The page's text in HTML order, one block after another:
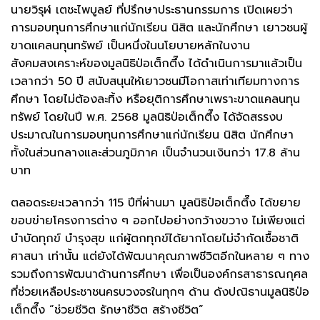
นายวิรุฬ เตชะไพบูลย์ ที่ปรึกษาประธานกรรมการ เปิดเผยว่า
การมอบทุนการศึกษาแก่นักเรียน นิสิต และนักศึกษา เยาวชนผู้
ขาดแคลนทุนทรัพย์ เป็นหนึ่งในนโยบายหลักในงาน
สังคมสงเคราะห์ของมูลนิธิป่อเต็กตึ๊ง ได้ดำเนินการมาแล้วเป็น
เวลากว่า 50 ปี สนับสนุนให้เยาวชนมีโอกาสเท่าเทียมทางการ
ศึกษา โดยไม่ต้องละทิ้ง หรือยุติการศึกษาเพราะขาดแคลนทุน
ทรัพย์ โดยในปี พ.ศ. 2568 มูลนิธิป่อเต็กตึ๊ง ได้จัดสรรงบ
ประมาณในการมอบทุนการศึกษาแก่นักเรียน นิสิต นักศึกษา
ทั้งในส่วนกลางและส่วนภูมิภาค เป็นจำนวนเงินกว่า 17.8 ล้าน
บาท
ตลอดระยะเวลากว่า 115 ปีที่ผ่านมา มูลนิธิป่อเต็กตึ๊ง ได้ขยาย
ขอบข่ายโครงการต่าง ๆ ออกไปอย่างกว้างขวาง ไม่เพียงแต่
บำบัดทุกข์ บำรุงสุข แก่ผู้ตกทุกข์ได้ยากโดยไม่จำกัดเชื้อชาติ
ศาสนา เท่านั้น แต่ยังได้พัฒนาคุณภาพชีวิตอีกในหลาย ๆ ทาง
รวมถึงการพัฒนาด้านการศึกษา เพื่อเป็นองค์กรสาธารณกุศล
ที่ช่วยเหลือประชาชนครบวงจรในทุกๆ ด้าน ดังปณิธานมูลนิธิป่อ
เต็กตึ๊ง “ช่วยชีวิต รักษาชีวิต สร้างชีวิต”